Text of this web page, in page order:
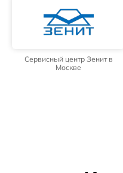
Сервисный центр Зенит в
Москве